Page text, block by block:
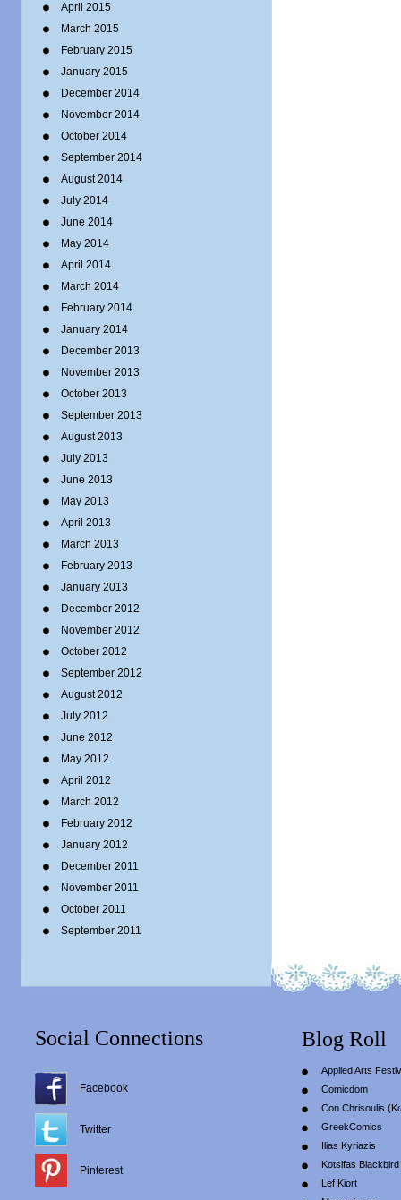
April 2015
March 2015
February 2015
January 2015
December 2014
November 2014
October 2014
September 2014
August 2014
July 2014
June 2014
May 2014
April 2014
March 2014
February 2014
January 2014
December 2013
November 2013
October 2013
September 2013
August 2013
July 2013
June 2013
May 2013
April 2013
March 2013
February 2013
January 2013
December 2012
November 2012
October 2012
September 2012
August 2012
July 2012
June 2012
May 2012
April 2012
March 2012
February 2012
January 2012
December 2011
November 2011
October 2011
September 2011
Social Connections
Facebook
Twitter
Pinterest
Blog Roll
Applied Arts
Comicdom
Con Chrisoulis
GreekComics
Ilias Kyriazis
Kotsifas Blackbird
Lef Kiort